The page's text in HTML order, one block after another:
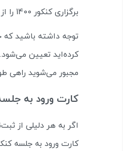
برگزاری کنکور 1400 را از روی کارت بخوانید.
توجه داشته باشید که
کرده‌اید تعیین
مجبور می‌شوید راهی
کارت ورود به
اگر به هر دلیلی از
کارت ورود به جلسه